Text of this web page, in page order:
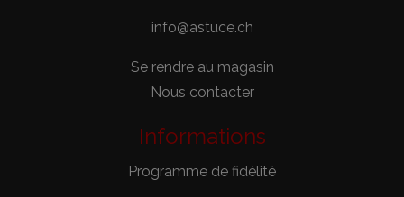
info@astuce.ch
Se rendre au magasin
Nous contacter
Informations
Programme de fidélité